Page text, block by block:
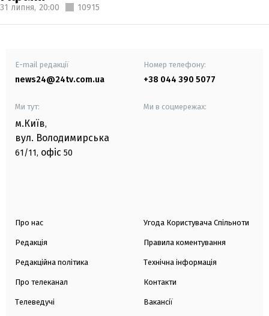
31 липня, 20:00 10915
E-mail редакції
news24@24tv.com.ua
Номер телефону:
+38 044 390 5077
Ми тут:
м.Київ,
вул. Володимирська
61/11, офіс 50
Ми в соцмережах:
Про нас
Редакція
Редакційна політика
Про телеканал
Телеведучі
Угода Користувача Спільноти
Правила коментування
Технічна інформація
Контакти
Вакансії